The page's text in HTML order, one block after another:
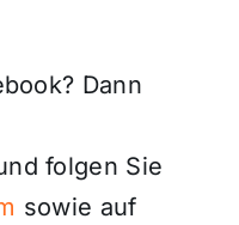
Dann
folgen Sie
sowie auf